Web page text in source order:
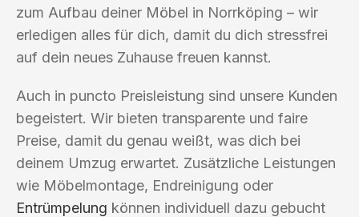
zum Aufbau deiner Möbel in Norrköping – wir
erledigen alles für dich, damit du dich stressfrei
auf dein neues Zuhause freuen kannst.
Auch in puncto Preisleistung sind unsere Kunden
begeistert. Wir bieten transparente und faire
Preise, damit du genau weißt, was dich bei
deinem Umzug erwartet. Zusätzliche Leistungen
wie Möbelmontage, Endreinigung oder
Entrümpelung können individuell dazu gebucht